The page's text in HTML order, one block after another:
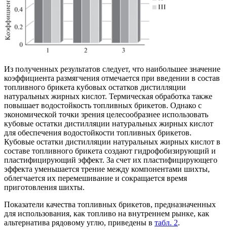
Из полученных результатов следует, что наибольшее значение
коэффициента размягчения отмечается при введении в состав
топливного брикета кубовых остатков дистилляции
натуральных жирных кислот. Термическая обработка также
повышает водостойкость топливных брикетов. Однако с
экономической точки зрения целесообразнее использовать
кубовые остатки дистилляции натуральных жирных кислот
для обеспечения водостойкости топливных брикетов.
Кубовые остатки дистилляции натуральных жирных кислот в
составе топливного брикета создают гидрофобизирующий и
пластифицирующий эффект. За счет их пластифицирующего
эффекта уменьшается трение между компонентами шихты,
облегчается их перемешивание и сокращается время
приготовления шихты.
Показатели качества топливных брикетов, предназначенных
для использования, как топливо на внутреннем рынке, как
альтернатива рядовому углю, приведены в табл. 2.